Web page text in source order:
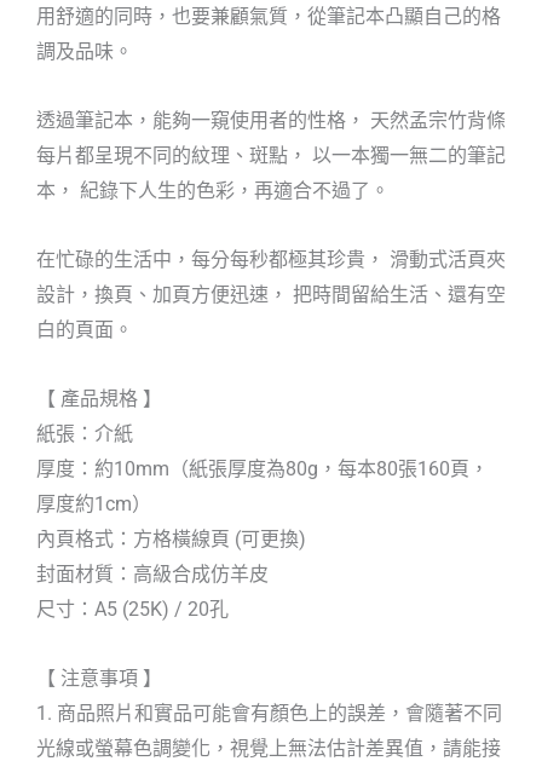
用舒適的同時，也要兼顧氣質，從筆記本凸顯自己的格
調及品味。
透過筆記本，能夠一窺使用者的性格， 天然孟宗竹背條
每片都呈現不同的紋理、斑點， 以一本獨一無二的筆記
本， 紀錄下人生的色彩，再適合不過了。
在忙碌的生活中，每分每秒都極其珍貴， 滑動式活頁夾
設計，換頁、加頁方便迅速， 把時間留給生活、還有空
白的頁面。
【 產品規格 】
紙張：介紙
厚度：約10mm（紙張厚度為80g，每本80張160頁，
厚度約1cm）
內頁格式：方格橫線頁 (可更換)
封面材質：高級合成仿羊皮
尺寸：A5 (25K) / 20孔
【 注意事項 】
1. 商品照片和實品可能會有顏色上的誤差，會隨著不同
光線或螢幕色調變化，視覺上無法估計差異值，請能接